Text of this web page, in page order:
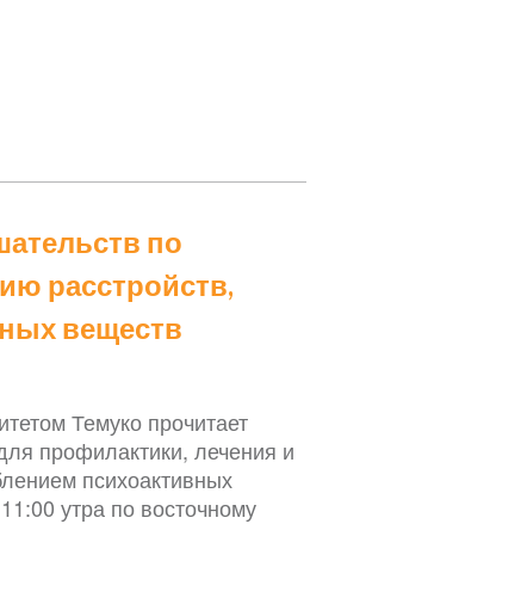
по
расстройств,
веществ
Темуко прочитает
профилактики, лечения и
психоактивных
утра по восточному